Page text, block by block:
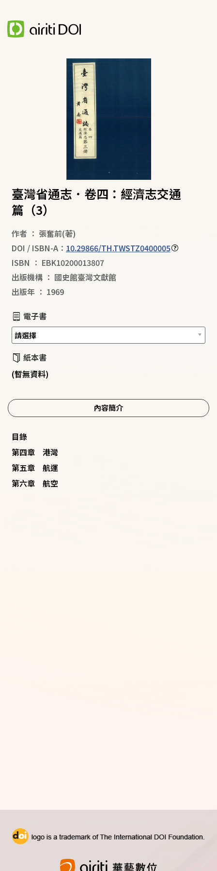
臺灣省通志．卷四：經濟志交通
篇（3）
作者 ： 張奮前(著)
DOI / ISBN-A： 10.29866/TH.TWSTZ0400005
ISBN ： EBK10200013807
出版機構 ： 國史館臺灣文獻館
出版年 ： 1969
電子書
紙本書
(暫無資料)
內容簡介
目錄
第四章 港灣
第五章 航運
第六章 航空